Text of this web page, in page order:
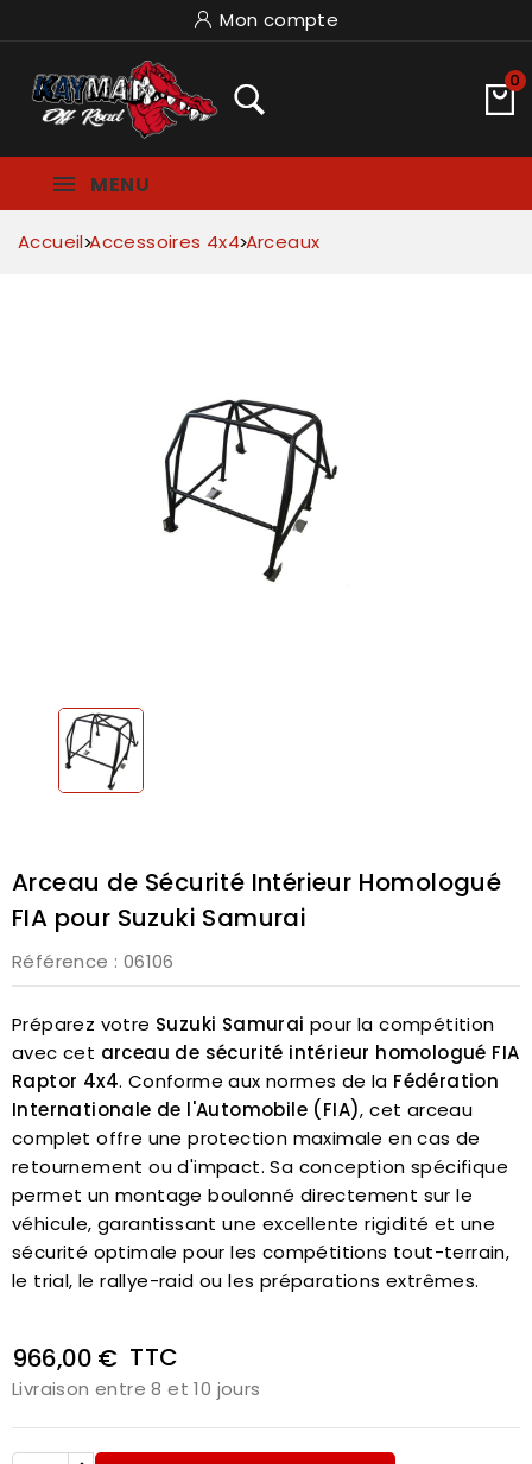
Mon compte
0
MENU
Accueil Accessoires 4x4 Arceaux
Arceau de Sécurité Intérieur Homologué
FIA pour Suzuki Samurai
Référence : 06106
Préparez votre Suzuki Samurai pour la compétition
avec cet arceau de sécurité intérieur homologué FIA
Raptor 4x4. Conforme aux normes de la Fédération
Internationale de l'Automobile (FIA), cet arceau
complet offre une protection maximale en cas de
retournement ou d'impact. Sa conception spécifique
permet un montage boulonné directement sur le
véhicule, garantissant une excellente rigidité et une
sécurité optimale pour les compétitions tout-terrain,
le trial, le rallye-raid ou les préparations extrêmes.
966,00 € TTC
Livraison entre 8 et 10 jours